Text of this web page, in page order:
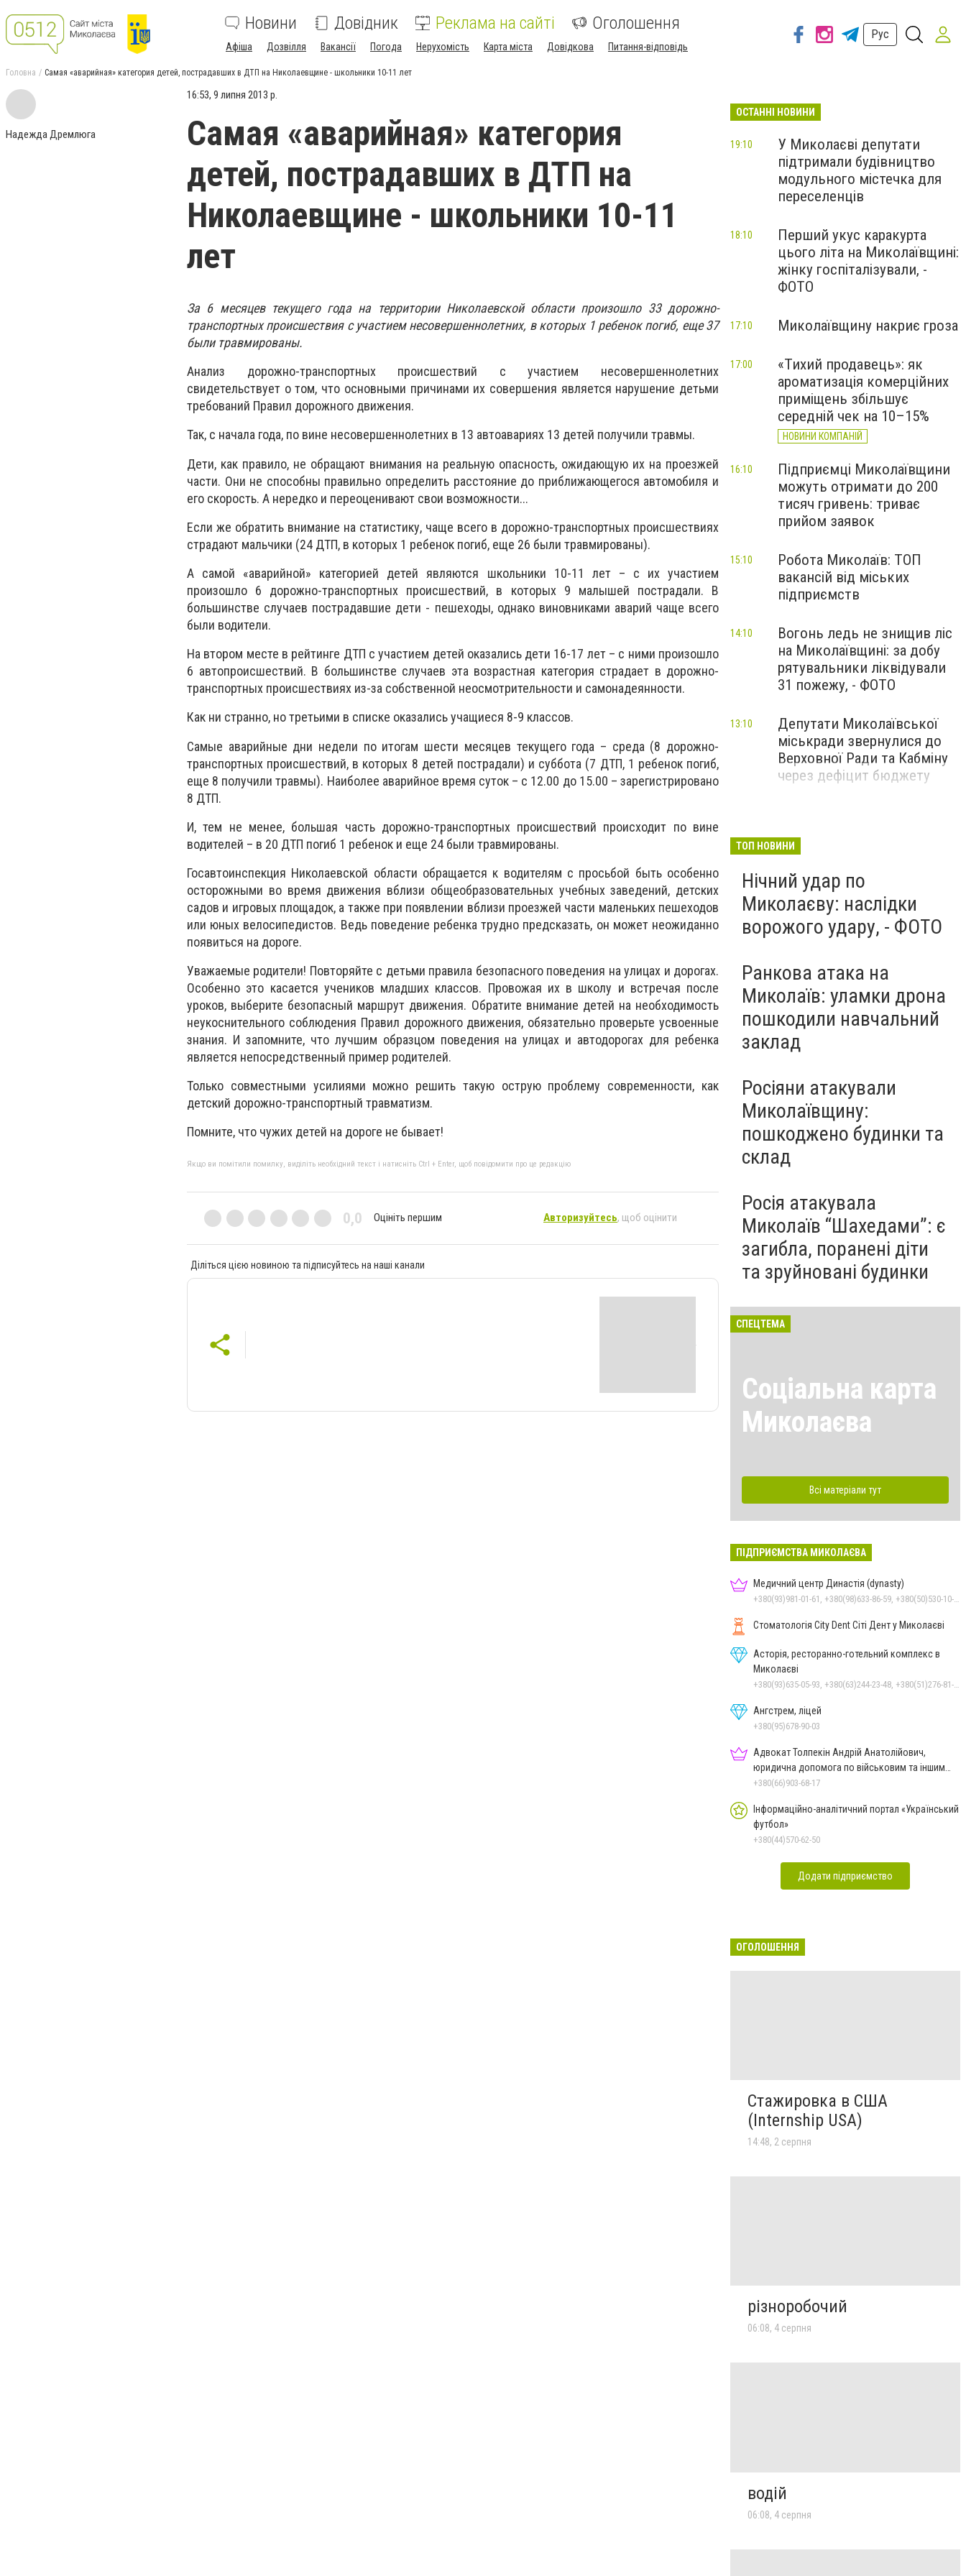
Новини Довідник Реклама на сайті Оголошення
Афіша Дозвілля Вакансії Погода Нерухомість Карта міста Довідкова Питання-відповідь
Рус
Головна Самая «аварийная» категория детей, пострадавших в ДТП на Николаевщине - школьники 10-11 лет
Надежда Дремлюга
16:53, 9 липня 2013 р.
Самая «аварийная» категория
детей, пострадавших в ДТП на
Николаевщине - школьники 10-11
лет
За 6 месяцев текущего года на территории Николаевской области произошло 33 дорожно-
транспортных происшествия с участием несовершеннолетних, в которых 1 ребенок погиб, еще 37
были травмированы.
Анализ дорожно-транспортных происшествий с участием несовершеннолетних
свидетельствует о том, что основными причинами их совершения является нарушение детьми
требований Правил дорожного движения.
Так, с начала года, по вине несовершеннолетних в 13 автоавариях 13 детей получили травмы.
Дети, как правило, не обращают внимания на реальную опасность, ожидающую их на проезжей
части. Они не способны правильно определить расстояние до приближающегося автомобиля и
его скорость. А нередко и переоценивают свои возможности...
Если же обратить внимание на статистику, чаще всего в дорожно-транспортных происшествиях
страдают мальчики (24 ДТП, в которых 1 ребенок погиб, еще 26 были травмированы).
А самой «аварийной» категорией детей являются школьники 10-11 лет – с их участием
произошло 6 дорожно-транспортных происшествий, в которых 9 малышей пострадали. В
большинстве случаев пострадавшие дети - пешеходы, однако виновниками аварий чаще всего
были водители.
На втором месте в рейтинге ДТП с участием детей оказались дети 16-17 лет – с ними произошло
6 автопроисшествий. В большинстве случаев эта возрастная категория страдает в дорожно-
транспортных происшествиях из-за собственной неосмотрительности и самонадеянности.
Как ни странно, но третьими в списке оказались учащиеся 8-9 классов.
Самые аварийные дни недели по итогам шести месяцев текущего года – среда (8 дорожно-
транспортных происшествий, в которых 8 детей пострадали) и суббота (7 ДТП, 1 ребенок погиб,
еще 8 получили травмы). Наиболее аварийное время суток – с 12.00 до 15.00 – зарегистрировано
8 ДТП.
И, тем не менее, большая часть дорожно-транспортных происшествий происходит по вине
водителей – в 20 ДТП погиб 1 ребенок и еще 24 были травмированы.
Госавтоинспекция Николаевской области обращается к водителям с просьбой быть особенно
осторожными во время движения вблизи общеобразовательных учебных заведений, детских
садов и игровых площадок, а также при появлении вблизи проезжей части маленьких пешеходов
или юных велосипедистов. Ведь поведение ребенка трудно предсказать, он может неожиданно
появиться на дороге.
Уважаемые родители! Повторяйте с детьми правила безопасного поведения на улицах и дорогах.
Особенно это касается учеников младших классов. Провожая их в школу и встречая после
уроков, выберите безопасный маршрут движения. Обратите внимание детей на необходимость
неукоснительного соблюдения Правил дорожного движения, обязательно проверьте усвоенные
знания. И запомните, что лучшим образцом поведения на улицах и автодорогах для ребенка
является непосредственный пример родителей.
Только совместными усилиями можно решить такую острую проблему современности, как
детский дорожно-транспортный травматизм.
Помните, что чужих детей на дороге не бывает!
Якщо ви помітили помилку, виділіть необхідний текст і натисніть Ctrl + Enter, щоб повідомити про це редакцію
0,0 Оцініть першим Авторизуйтесь, щоб оцінити
Діліться цією новиною та підписуйтесь на наші канали
ОСТАННІ НОВИНИ
У Миколаєві депутати
підтримали будівництво
модульного містечка для
переселенців
19:10
Перший укус каракурта
цього літа на Миколаївщині:
жінку госпіталізували, -
ФОТО
18:10
Миколаївщину накриє гроза
17:10
«Тихий продавець»: як
ароматизація комерційних
приміщень збільшує
середній чек на 10–15%
НОВИНИ КОМПАНІЙ
17:00
Підприємці Миколаївщини
можуть отримати до 200
тисяч гривень: триває
прийом заявок
16:10
Робота Миколаїв: ТОП
вакансій від міських
підприємств
15:10
Вогонь ледь не знищив ліс
на Миколаївщині: за добу
рятувальники ліквідували
31 пожежу, - ФОТО
14:10
Депутати Миколаївської
міськради звернулися до
Верховної Ради та Кабміну
через дефіцит бюджету
13:10
ТОП НОВИНИ
Нічний удар по
Миколаєву: наслідки
ворожого удару, - ФОТО
Ранкова атака на
Миколаїв: уламки дрона
пошкодили навчальний
заклад
Росіяни атакували
Миколаївщину:
пошкоджено будинки та
склад
Росія атакувала
Миколаїв “Шахедами”: є
загибла, поранені діти
та зруйновані будинки
СПЕЦТЕМА
Соціальна карта
Миколаєва
Всі матеріали тут
ПІДПРИЄМСТВА МИКОЛАЄВА
Медичний центр Династія (dynasty)
Стоматологія City Dent Сіті Дент у Миколаєві
Асторія, ресторанно-готельний комплекс в
Миколаєві
Ангстрем, ліцей
+380(95)678-90-03
Адвокат Толпекін Андрій Анатолійович,
юридична допомога по військовим та іншим
справам
+380(66)903-68-17
Інформаційно-аналітичний портал «Український
футбол»
+380(44)570-62-50
Додати підприємство
ОГОЛОШЕННЯ
Стажировка в США
(Internship USA)
14:48, 2 серпня
різноробочий
06:08, 4 серпня
водій
06:08, 4 серпня